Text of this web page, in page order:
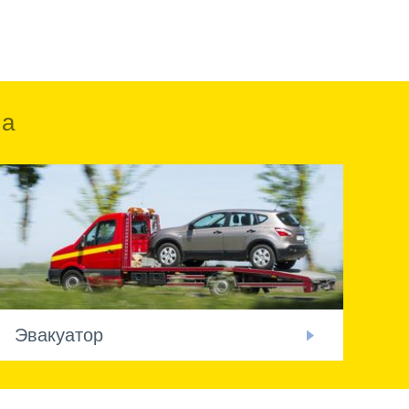
Эвакуатор